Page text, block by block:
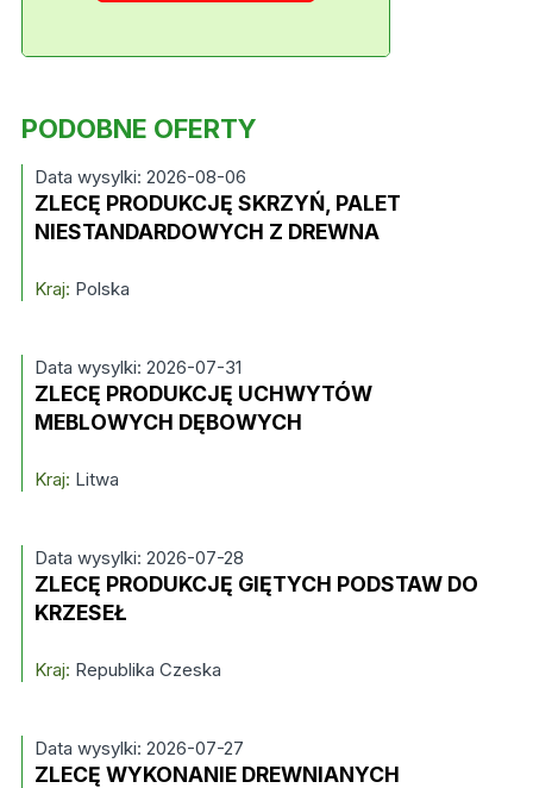
PODOBNE OFERTY
Data wysylki: 2026-08-06
ZLECĘ PRODUKCJĘ SKRZYŃ, PALET
NIESTANDARDOWYCH Z DREWNA
Kraj: Polska
Data wysylki: 2026-07-31
ZLECĘ PRODUKCJĘ UCHWYTÓW
MEBLOWYCH DĘBOWYCH
Kraj: Litwa
Data wysylki: 2026-07-28
ZLECĘ PRODUKCJĘ GIĘTYCH PODSTAW DO
KRZESEŁ
Kraj: Republika Czeska
Data wysylki: 2026-07-27
ZLECĘ WYKONANIE DREWNIANYCH